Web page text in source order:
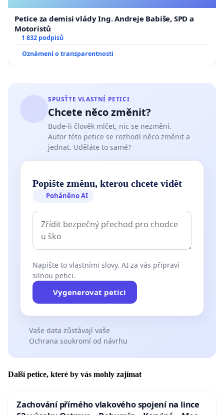
Petice za demisi vlády Ing. Andreje Babiše, SPD a
Motoristů
1 832 podpisů
Oznámení o transparentnosti
SPUSŤTE VLASTNÍ PETICI
Chcete něco změnit?
Bude-li člověk mlčet, nic se nezmění.
Autor této petice se rozhodl něco změnit a
jednat. Uděláte to samé?
Popište změnu, kterou chcete vidět
Poháněno AI
Napište to vlastními slovy. AI za vás připraví
silnou petici.
Vygenerovat petici
Vaše data zůstávají vaše
Ochrana soukromí od návrhu
Další petice, které by vás mohly zajímat
Zachování přímého vlakového spojení na lince